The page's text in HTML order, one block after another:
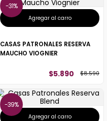
31%
Agregar al carro
CASAS PATRONALES RESERVA
MAUCHO VIOGNIER
$5.890 $8.590
39%
Agregar al carro